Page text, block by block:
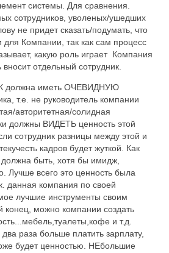
системы. Для сравнения.
сотрудников, уволеных/ушедших
не придет сказать/подумать, что
для Компании, так как сам процесс
какую роль играет Компания
отдельный сотрудник.
должна иметь ОЧЕВИДНУЮ
т.е. не руководитель компании
авторитетная/солидная
должны ВИДЕТЬ ценность этой
сотрудник разницы между этой и
кадров будет жуткой. Как
быть, хотя бы имидж,
Лучше всего это ценность была
данная компания по своей
лучшие инструменты своим
конец, можно компании создать
и т.д.
раза больше платить зарплату,
будет ценностью. НЕбольшие